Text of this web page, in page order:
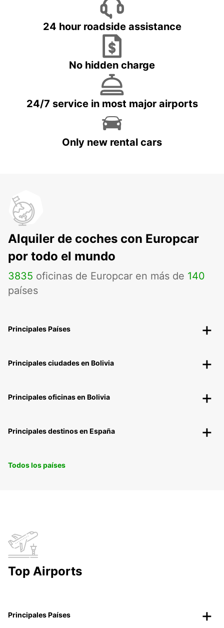
24 hour roadside assistance
No hidden charge
24/7 service in most major airports
Only new rental cars
Alquiler de coches con Europcar
por todo el mundo
3835 oficinas de Europcar en más de 140
países
Principales Países
Principales ciudades en Bolivia
Principales oficinas en Bolivia
Principales destinos en España
Todos los países
Top Airports
Principales Países